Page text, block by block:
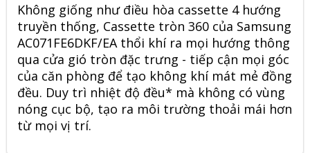
Không giống như điều hòa cassette 4 hướng
truyền thống, Cassette tròn 360 của Samsung
AC071FE6DKF/EAthổi khí ra mọi hướng thông
qua cửa gió tròn đặc trưng - tiếp cận mọi góc
của căn phòng để tạo không khí mát mẻ đồng
đều. Duy trì nhiệt độ đều* mà không có vùng
nóng cục bộ, tạo ra môi trường thoải mái hơn
từ mọi vị trí.